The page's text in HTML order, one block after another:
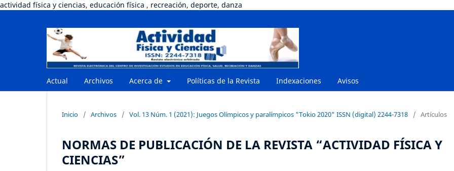
actividad física y ciencias, educación física , recreación, deporte, danza
Actual Archivos Acerca de Políticas de la Revista Indexaciones Avisos
Inicio / Archivos / Vol. 13 Núm. 1 (2021): Juegos Olímpicos y paralímpicos "Tokio 2020" ISSN (digital) 2244-7318 / Artículos
NORMAS DE PUBLICACIÓN DE LA REVISTA “ACTIVIDAD FÍSICA Y
CIENCIAS”